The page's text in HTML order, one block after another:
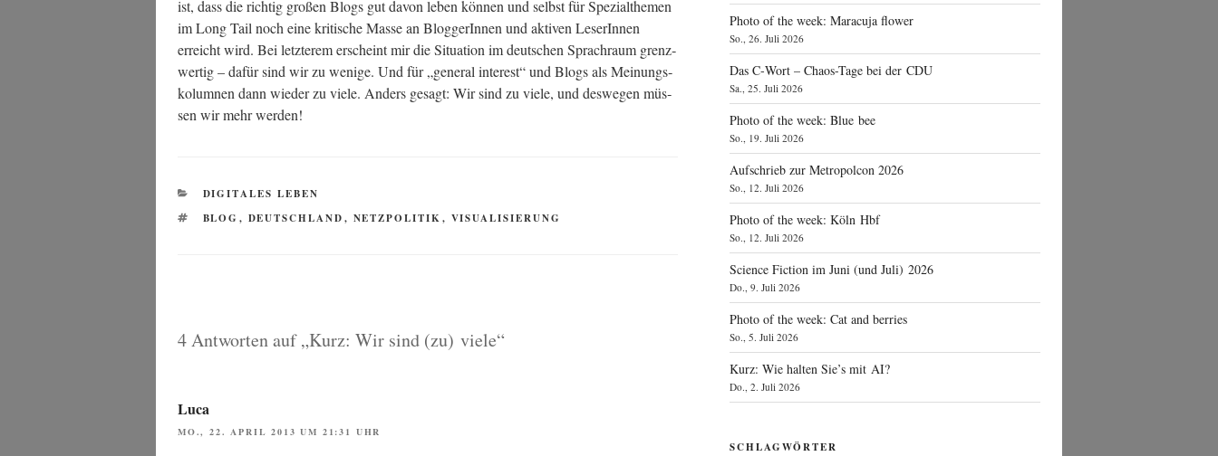
ist, dass die rich­tig gro­ßen Blogs gut davon leben kön­nen und selbst für Spe­zi­al­the­men
im Long Tail noch eine kri­ti­sche Mas­se an Blog­ge­rIn­nen und akti­ven Lese­rIn­nen
erreicht wird. Bei letz­te­rem erscheint mir die Situa­ti­on im deut­schen Sprach­raum grenz­
wer­tig – dafür sind wir zu weni­ge. Und für „gene­ral inte­rest“ und Blogs als Mei­nungs­
ko­lum­nen dann wie­der zu vie­le. Anders gesagt: Wir sind zu vie­le, und des­we­gen müs­
sen wir mehr werden!
KATEGORIEN
DIGITALES LEBEN
SCHLAGWÖRTER
BLOG , DEUTSCHLAND, NETZPOLITIK, VISUALISIERUNG
4 Antworten auf „Kurz: Wir sind (zu) viele“
Luca
MO., 22. APRIL 2013 UM 21:31 UHR
Photo of the week: Maracuja flower
So., 26. Juli 2026
Das C‑Wort – Chaos-Tage bei der CDU
Sa., 25. Juli 2026
Photo of the week: Blue bee
So., 19. Juli 2026
Aufschrieb zur Metropolcon 2026
So., 12. Juli 2026
Photo of the week: Köln Hbf
So., 12. Juli 2026
Science Fiction im Juni (und Juli) 2026
Do., 9. Juli 2026
Photo of the week: Cat and berries
So., 5. Juli 2026
Kurz: Wie halten Sie’s mit AI?
Do., 2. Juli 2026
SCHLAGWÖRTER